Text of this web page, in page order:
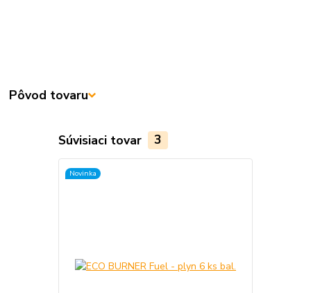
Pôvod tovaru
Súvisiaci tovar 3
Novinka